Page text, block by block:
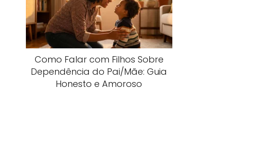
Como Falar com Filhos Sobre
Dependência do Pai/Mãe: Guia
Honesto e Amoroso